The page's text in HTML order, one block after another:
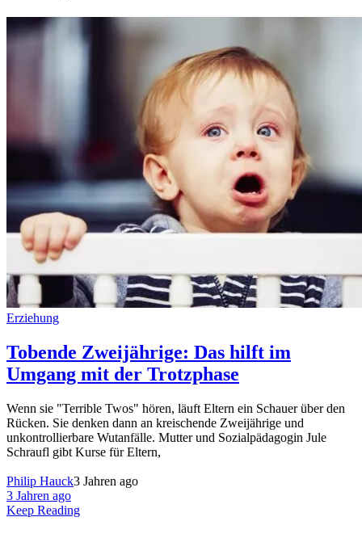
Erziehung
Tobende Zweijährige: Das hilft im
Umgang mit der Trotzphase
Wenn sie "Terrible Twos" hören, läuft Eltern ein Schauer über den
Rücken. Sie denken dann an kreischende Zweijährige und
unkontrollierbare Wutanfälle. Mutter und Sozialpädagogin Jule
Schraufl gibt Kurse für Eltern,
Philip Hauck3 Jahren ago
3 Jahren ago
Keep Reading